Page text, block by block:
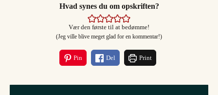
Hvad synes du om opskriften?
Vær den første til at bedømme!
(Jeg ville blive meget glad for en kommentar!)
Pin Del Print